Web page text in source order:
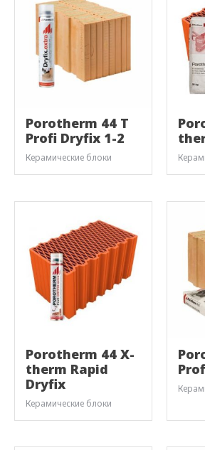
Porotherm 44 T
Profi Dryfix 1-2
Керамические блоки
Porotherm 44 X-
therm Rapid
Dryfix
Керамические блоки